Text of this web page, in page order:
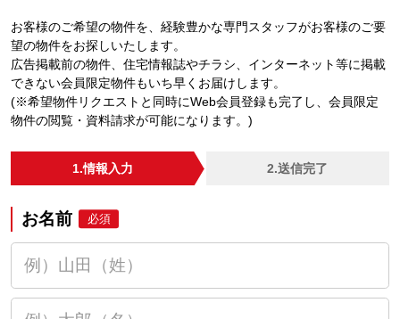
お客様のご希望の物件を、経験豊かな専門スタッフがお客様のご要
望の物件をお探しいたします。
広告掲載前の物件、住宅情報誌やチラシ、インターネット等に掲載
できない会員限定物件もいち早くお届けします。
(※希望物件リクエストと同時にWeb会員登録も完了し、会員限定
物件の閲覧・資料請求が可能になります。)
1.情報入力 2.送信完了
お名前 必須